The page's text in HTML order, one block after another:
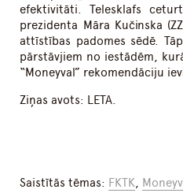
efektivitāti. Telesklafs
prezidenta Māra Kučinska
attīstības padomes sēdē.
pārstāvjiem no iestādēm,
“Moneyval” rekomendāciju
Ziņas avots: LETA.
Saistītās tēmas: FKTK,